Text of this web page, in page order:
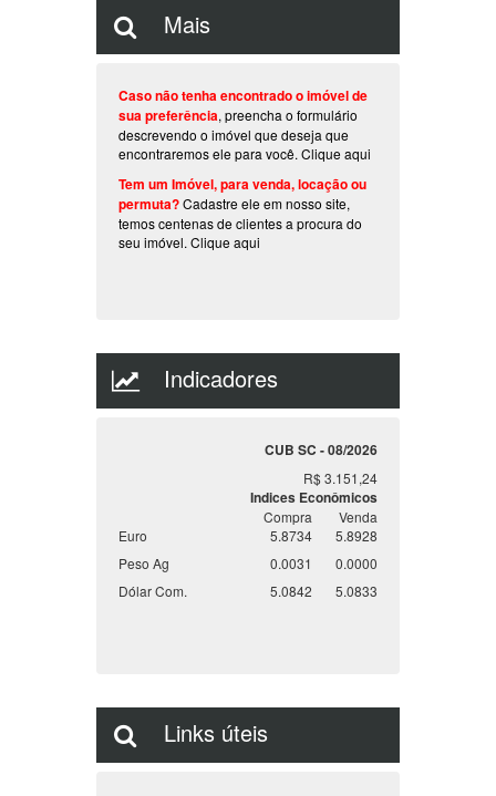
Mais
Caso não tenha encontrado o imóvel de
sua preferência, preencha o formulário
descrevendo o imóvel que deseja que
encontraremos ele para você. Clique aqui
Tem um Imóvel, para venda, locação ou
permuta?Cadastre ele em nosso site,
temos centenas de clientes a procura do
seu imóvel. Clique aqui
Indicadores
CUB SC - 08/2026
R$ 3.151,24
Indices Econômicos
Compra
Venda
Euro
5.8734
5.8928
Peso Ag
0.0031
0.0000
Dólar Com.
5.0842 5.0833
Links úteis